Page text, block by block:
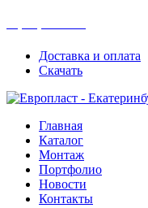
Доставка и оплата
Скачать
Главная
Каталог
Монтаж
Портфолио
Новости
Контакты